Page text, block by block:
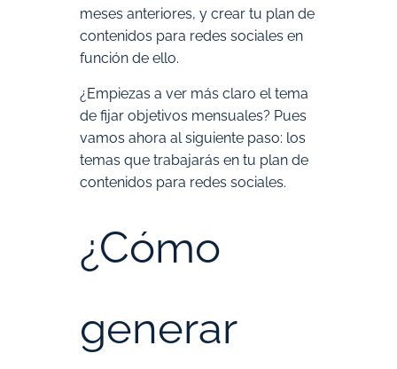
meses anteriores, y crear tu plan de
contenidos para redes sociales en
función de ello.
¿Empiezas a ver más claro el tema
de fijar objetivos mensuales? Pues
vamos ahora al siguiente paso: los
temas que trabajarás en tu plan de
contenidos para redes sociales.
¿Cómo
generar